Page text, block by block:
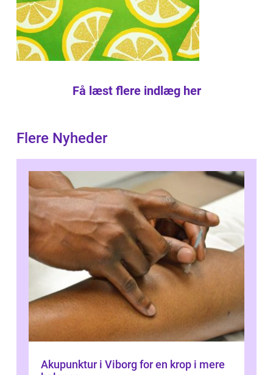
Få læst flere indlæg her
Flere Nyheder
Akupunktur i Viborg for en krop i mere